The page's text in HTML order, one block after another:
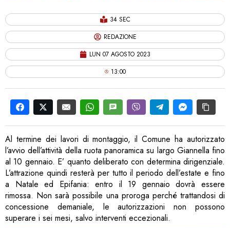
34 SEC
REDAZIONE
LUN 07 AGOSTO 2023
13:00
Al termine dei lavori di montaggio, il Comune ha autorizzato
l’avvio dell’attività della ruota panoramica su largo Giannella fino
al 10 gennaio. E’ quanto deliberato con determina dirigenziale.
L’attrazione quindi resterà per tutto il periodo dell’estate e fino
a Natale ed Epifania: entro il 19 gennaio dovrà essere
rimossa. Non sarà possibile una proroga perché trattandosi di
concessione demaniale, le autorizzazioni non possono
superare i sei mesi, salvo interventi eccezionali.